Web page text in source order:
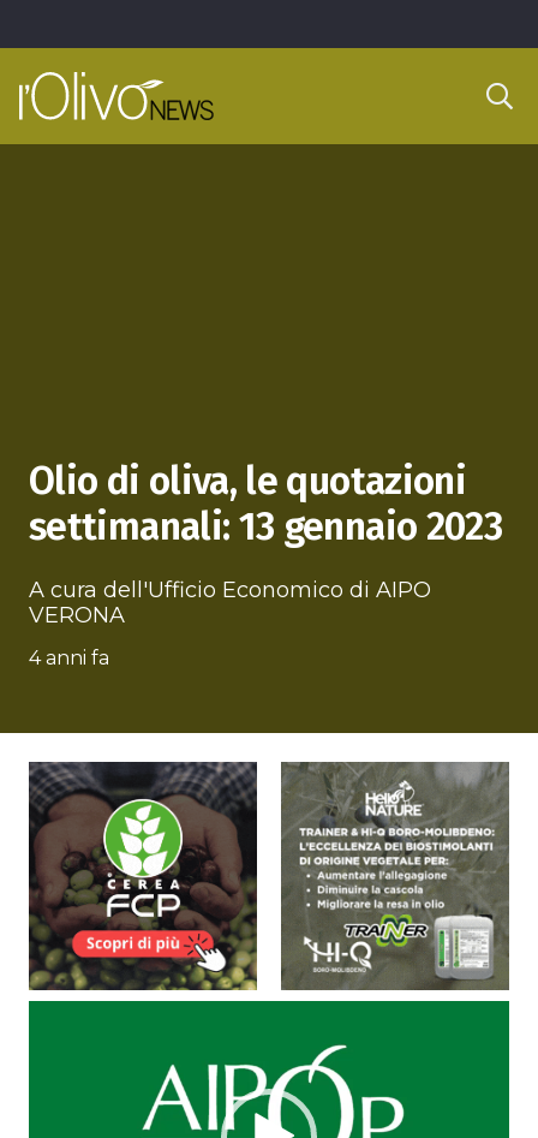
Olio di oliva, le quotazioni
settimanali: 13 gennaio 2023
A cura dell'Ufficio Economico di AIPO
VERONA
4 anni fa